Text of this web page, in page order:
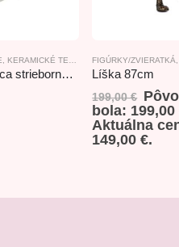
LES, VIANOČNÝ DOPLNKOVÝ TOVAR
, KERAMICKÉ TEKVICE
Keramická tekvica strieborná 6,5x6cm
FIGÚRKY/ZVIERATKÁ
Líška 87cm
199,00€
bola: 199,00
Aktuálna
149,00 €.